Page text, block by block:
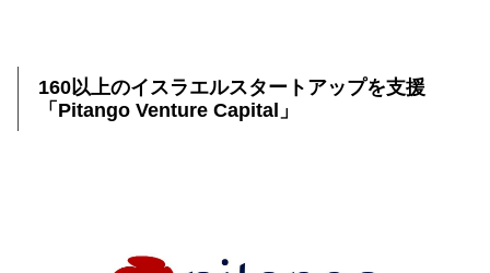
160以上のイスラエルスタートアップを支援
「Pitango Venture Capital」